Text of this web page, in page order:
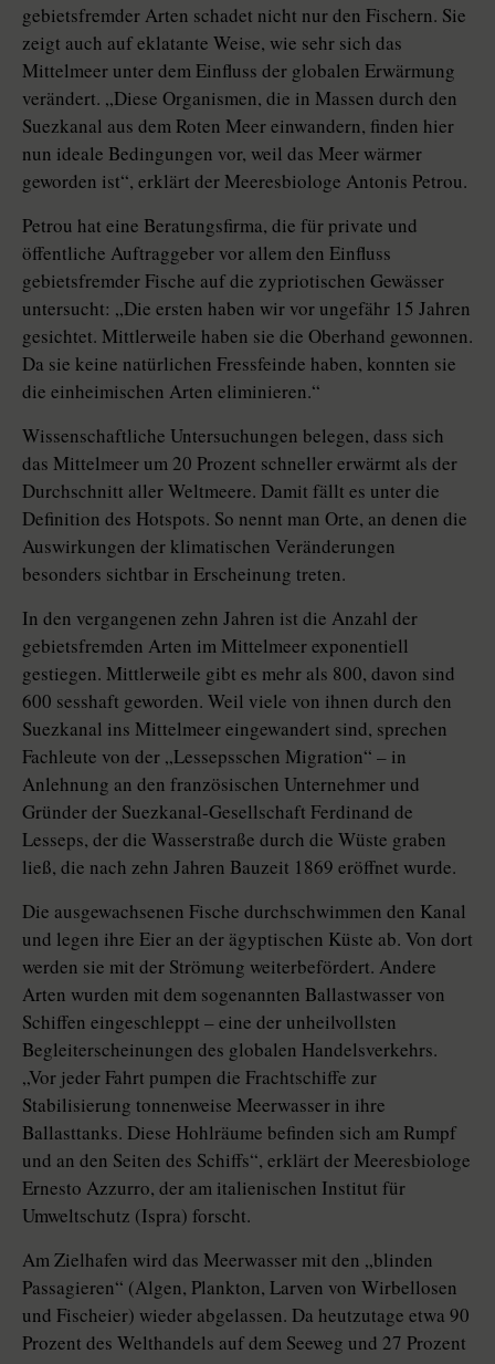
gebietsfremder Arten schadet nicht nur den Fischern. Sie
zeigt auch auf eklatante Weise, wie sehr sich das
Mittelmeer unter dem Einfluss der globalen Erwärmung
verändert. „Diese Organismen, die in Massen durch den
Suezkanal aus dem Roten Meer einwandern, finden hier
nun ideale Bedingungen vor, weil das Meer wärmer
geworden ist“, erklärt der Meeresbiologe Antonis Petrou.
Petrou hat eine Beratungsfirma, die für private und
öffentliche Auftraggeber vor allem den Einfluss
gebietsfremder Fische auf die zypriotischen Gewässer
untersucht: „Die ersten haben wir vor ungefähr 15 Jahren
gesichtet. Mittlerweile haben sie die Oberhand gewonnen.
Da sie keine natürlichen Fressfeinde haben, konnten sie
die einheimischen Arten eliminieren.“
Wissenschaftliche Untersuchungen belegen, dass sich
das Mittelmeer um 20 Prozent schneller erwärmt als der
Durchschnitt aller Weltmeere. Damit fällt es unter die
Definition des Hotspots. So nennt man Orte, an denen die
Auswirkungen der klimatischen Veränderungen
besonders sichtbar in Erscheinung treten.
In den vergangenen zehn Jahren ist die Anzahl der
gebietsfremden Arten im Mittelmeer exponentiell
gestiegen. Mittlerweile gibt es mehr als 800, davon sind
600 sesshaft geworden. Weil viele von ihnen durch den
Suezkanal ins Mittelmeer eingewandert sind, sprechen
Fachleute von der „Lessepsschen Migration“ – in
Anlehnung an den französischen Unternehmer und
Gründer der Suezkanal-Gesellschaft Ferdinand de
Lesseps, der die Wasserstraße durch die Wüste graben
ließ, die nach zehn Jahren Bauzeit 1869 eröffnet wurde.
Die ausgewachsenen Fische durchschwimmen den Kanal
und legen ihre Eier an der ägyptischen Küste ab. Von dort
werden sie mit der Strömung weiterbefördert. Andere
Arten wurden mit dem sogenannten Ballastwasser von
Schiffen eingeschleppt – eine der unheilvollsten
Begleiterscheinungen des globalen Handelsverkehrs.
„Vor jeder Fahrt pumpen die Frachtschiffe zur
Stabilisierung tonnenweise Meerwasser in ihre
Ballasttanks. Diese Hohlräume befinden sich am Rumpf
und an den Seiten des Schiffs“, erklärt der Meeresbiologe
Ernesto Azzurro, der am italienischen Institut für
Umweltschutz (Ispra) forscht.
Am Zielhafen wird das Meerwasser mit den „blinden
Passagieren“ (Algen, Plankton, Larven von Wirbellosen
und Fischeier) wieder abgelassen. Da heutzutage etwa 90
Prozent des Welthandels auf dem Seeweg und 27 Prozent